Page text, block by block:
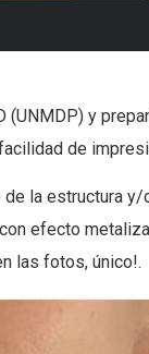
(UNMDP) y
de
la estructura
efecto
las fotos, único!.